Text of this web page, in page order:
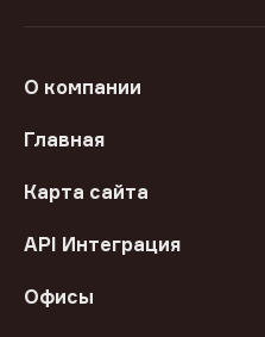
О компании
Главная
Карта сайта
API Интеграция
Офисы